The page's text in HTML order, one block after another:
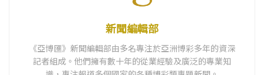
新聞編輯部
《亞博匯》新聞編輯部由多名專注於亞洲博彩多年的資深
記者組成。他們擁有數十年的從業經驗及廣泛的專業知